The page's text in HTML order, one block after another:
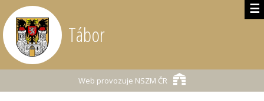
☰
Tábor
Web provozuje NSZM ČR